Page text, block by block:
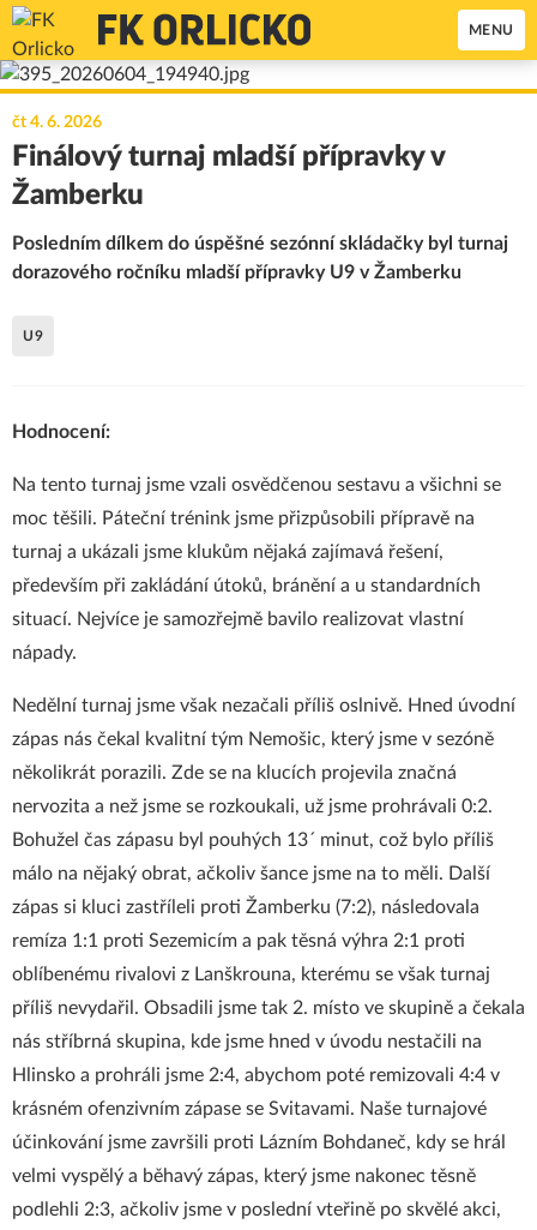
MENU
čt 4. 6. 2026
Finálový turnaj mladší přípravky v
Žamberku
Posledním dílkem do úspěšné sezónní skládačky byl turnaj
dorazového ročníku mladší přípravky U9 v Žamberku
U9
Hodnocení:
Na tento turnaj jsme vzali osvědčenou sestavu a všichni se
moc těšili. Páteční trénink jsme přizpůsobili přípravě na
turnaj a ukázali jsme klukům nějaká zajímavá řešení,
především při zakládání útoků, bránění a u standardních
situací. Nejvíce je samozřejmě bavilo realizovat vlastní
nápady.
Nedělní turnaj jsme však nezačali příliš oslnivě. Hned úvodní
zápas nás čekal kvalitní tým Nemošic, který jsme v sezóně
několikrát porazili. Zde se na klucích projevila značná
nervozita a než jsme se rozkoukali, už jsme prohrávali 0:2.
Bohužel čas zápasu byl pouhých 13´ minut, což bylo příliš
málo na nějaký obrat, ačkoliv šance jsme na to měli. Další
zápas si kluci zastříleli proti Žamberku (7:2), následovala
remíza 1:1 proti Sezemicím a pak těsná výhra 2:1 proti
oblíbenému rivalovi z Lanškrouna, kterému se však turnaj
příliš nevydařil. Obsadili jsme tak 2. místo ve skupině a čekala
nás stříbrná skupina, kde jsme hned v úvodu nestačili na
Hlinsko a prohráli jsme 2:4, abychom poté remizovali 4:4 v
krásném ofenzivním zápase se Svitavami. Naše turnajové
účinkování jsme završili proti Lázním Bohdaneč, kdy se hrál
velmi vyspělý a běhavý zápas, který jsme nakonec těsně
podlehli 2:3, ačkoliv jsme v poslední vteřině po skvělé akci,